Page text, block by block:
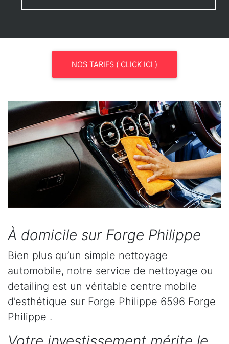
NOS TARIFS ( CLICK ICI )
À domicile sur Forge Philippe
Bien plus qu’un simple nettoyage
automobile, notre service de nettoyage ou
detailing est un véritable centre mobile
d’esthétique sur Forge Philippe 6596 Forge
Philippe .